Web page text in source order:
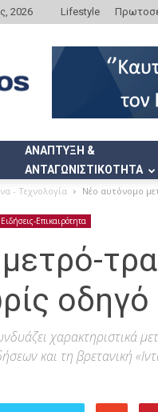
2026 Lifestyle
ΑΝΑΠΤΥΞΗ &
ΑΝΤΑΓΩΝΙΣΤΙΚΟΤΗΤΑ
- Τεχνολογία Νέο αυτόνομο
Ειδήσεις-Επικαιρότητα
οδηγό
χαρακτηριστικά
και τη βρετανική